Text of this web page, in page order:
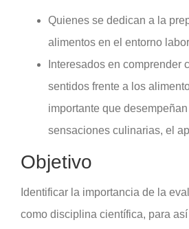
Quienes se dedican a la
alimentos en el entorno
Interesados en comprender
sentidos frente a los
importante que
sensaciones culinarias, el
Objetivo
Identificar la importancia de la
como disciplina científica, para